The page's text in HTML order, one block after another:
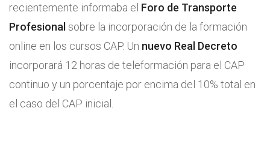
recientemente informaba el Foro de Transporte
Profesional sobre la incorporación de la formación
online en los cursos CAP. Un nuevo Real Decreto
incorporará 12 horas de teleformación para el CAP
continuo y un porcentaje por encima del 10% total en
el caso del CAP inicial.